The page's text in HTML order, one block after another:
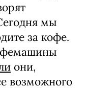
мы
за кофе.
они,
возможного